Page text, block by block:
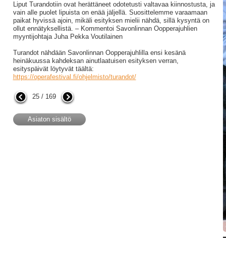
Liput Turandotiin ovat herättäneet odotetusti valtavaa kiinnostusta, ja
vain alle puolet lipuista on enää jäljellä. Suosittelemme varaamaan
paikat hyvissä ajoin, mikäli esityksen mielii nähdä, sillä kysyntä on
ollut ennätyksellistä. – Kommentoi Savonlinnan Oopperajuhlien
myyntijohtaja Juha Pekka Voutilainen
Turandot nähdään Savonlinnan Oopperajuhlilla ensi kesänä
heinäkuussa kahdeksan ainutlaatuisen esityksen verran,
esityspäivät löytyvät täältä:
https://operafestival.fi/ohjelmisto/turandot/
25 / 169
Asiaton sisältö